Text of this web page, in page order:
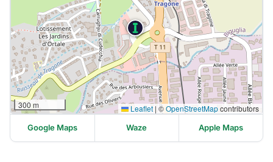
300 m Leaflet | ©OpenStreetMapcontributors
Google Maps Waze Apple Maps